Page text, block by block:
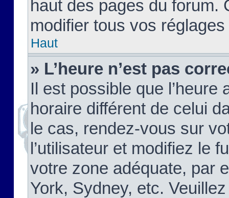
haut des pages du forum.
modifier tous vos
Haut
» L’heure n’est pas
Il est possible que
horaire différent de celui
le cas, rendez-vous sur
l’utilisateur et modifiez le
votre zone adéquate, par
York, Sydney, etc.